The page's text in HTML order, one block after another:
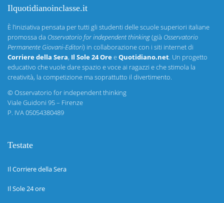
Ilquotidianoinclasse.it
È l’iniziativa pensata per tutti gli studenti delle scuole superiori italiane
promossa da Osservatorio for independent thinking(già Osservatorio
Permanente Giovani-Editori) in collaborazione con i siti internet di
Corriere della Sera, Il Sole 24 OreeQuotidiano.net. Un progetto
educativo che vuole dare spazio e voce ai ragazzi e che stimola la
creatività, la competizione ma soprattutto il divertimento.
©Osservatorio for independent thinking
Viale Guidoni 95 – Firenze
P. IVA 05054380489
Testate
Il Corriere della Sera
Il Sole 24 ore